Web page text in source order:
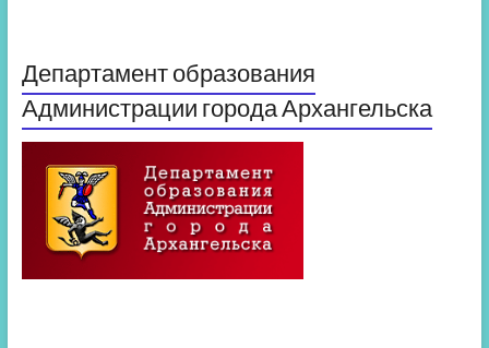
Департамент образования
Администрации города Архангельска